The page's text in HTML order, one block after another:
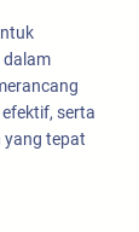
dalam
serta
yang tepat